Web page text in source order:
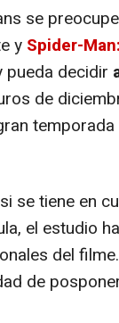
se
y Spider-
pueda decidir
de
se tiene en
el estudio
del
de